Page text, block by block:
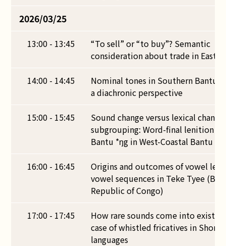
2026/03/25
13:00 - 13:45
“To sell” or “to buy”? Semantic
consideration about trade in East
14:00 - 14:45
Nominal tones in Southern Bantu
a diachronic perspective
15:00 - 15:45
Sound change versus lexical
subgrouping: Word-final lenition
Bantu *ŋg in West-Coastal Bantu
16:00 - 16:45
Origins and outcomes of vowel
vowel sequences in Teke Tyee
Republic of Congo)
17:00 - 17:45
How rare sounds come into
case of whistled fricatives in Shona
languages